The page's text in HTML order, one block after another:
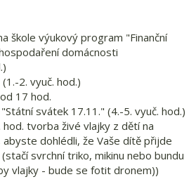
škole výukový program "Finanční
domácnosti​
2. vyuč. hod.)
17 hod.
svátek 17.11." (4.-5. vyuč. hod.)
tvorba živé vlajky z dětí na
dohlédli, že Vaše dítě přijde
svrchní triko, mikinu nebo bundu
vlajky - bude se fotit dronem))